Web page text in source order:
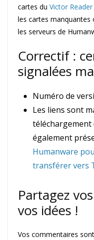
cartes du Victor
les cartes
les serveurs de
Correctif :
signalées
Numéro de
Les liens sont
également
Humanware
transférer vers
Partagez
vos idées !
Vos commentaires